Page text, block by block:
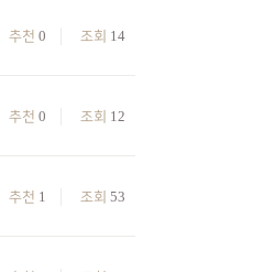
조회 14
추천 0
조회 12
추천 0
조회 53
추천 1